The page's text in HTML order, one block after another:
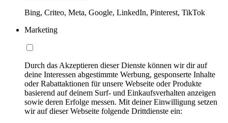
Bing, Criteo, Meta, Google, LinkedIn, Pinterest, TikTok
Marketing
Durch das Akzeptieren dieser Dienste können wir dir auf
deine Interessen abgestimmte Werbung, gesponserte Inhalte
oder Rabattaktionen für unsere Webseite oder Produkte
basierend auf deinem Surf- und Einkaufsverhalten anzeigen
sowie deren Erfolge messen. Mit deiner Einwilligung setzen
wir auf dieser Webseite folgende Drittdienste ein: